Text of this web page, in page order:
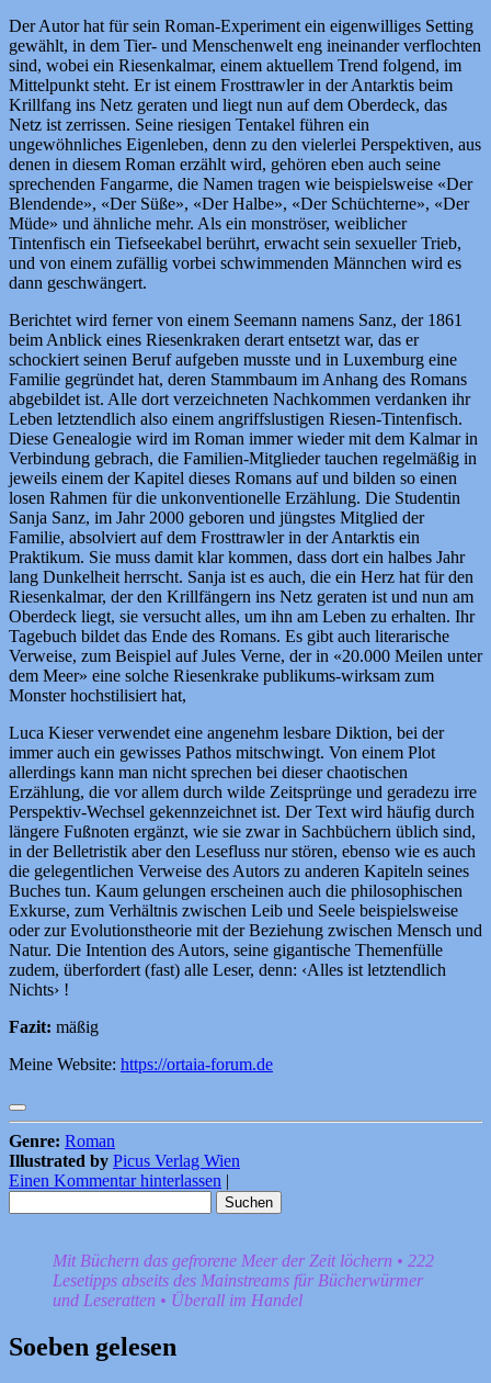
Der Autor hat für sein Roman-Experiment ein eigenwilliges Setting
gewählt, in dem Tier- und Menschenwelt eng ineinander verflochten
sind, wobei ein Riesenkalmar, einem aktuellem Trend folgend, im
Mittelpunkt steht. Er ist einem Frosttrawler in der Antarktis beim
Krillfang ins Netz geraten und liegt nun auf dem Oberdeck, das
Netz ist zerrissen. Seine riesigen Tentakel führen ein
ungewöhnliches Eigenleben, denn zu den vielerlei Perspektiven, aus
denen in diesem Roman erzählt wird, gehören eben auch seine
sprechenden Fangarme, die Namen tragen wie beispielsweise «Der
Blendende», «Der Süße», «Der Halbe», «Der Schüchterne», «Der
Müde» und ähnliche mehr. Als ein monströser, weiblicher
Tintenfisch ein Tiefseekabel berührt, erwacht sein sexueller Trieb,
und von einem zufällig vorbei schwimmenden Männchen wird es
dann geschwängert.
Berichtet wird ferner von einem Seemann namens Sanz, der 1861
beim Anblick eines Riesenkraken derart entsetzt war, das er
schockiert seinen Beruf aufgeben musste und in Luxemburg eine
Familie gegründet hat, deren Stammbaum im Anhang des Romans
abgebildet ist. Alle dort verzeichneten Nachkommen verdanken ihr
Leben letztendlich also einem angriffslustigen Riesen-Tintenfisch.
Diese Genealogie wird im Roman immer wieder mit dem Kalmar in
Verbindung gebrach, die Familien-Mitglieder tauchen regelmäßig in
jeweils einem der Kapitel dieses Romans auf und bilden so einen
losen Rahmen für die unkonventionelle Erzählung. Die Studentin
Sanja Sanz, im Jahr 2000 geboren und jüngstes Mitglied der
Familie, absolviert auf dem Frosttrawler in der Antarktis ein
Praktikum. Sie muss damit klar kommen, dass dort ein halbes Jahr
lang Dunkelheit herrscht. Sanja ist es auch, die ein Herz hat für den
Riesenkalmar, der den Krillfängern ins Netz geraten ist und nun am
Oberdeck liegt, sie versucht alles, um ihn am Leben zu erhalten. Ihr
Tagebuch bildet das Ende des Romans. Es gibt auch literarische
Verweise, zum Beispiel auf Jules Verne, der in «20.000 Meilen unter
dem Meer» eine solche Riesenkrake publikums-wirksam zum
Monster hochstilisiert hat,
Luca Kieser verwendet eine angenehm lesbare Diktion, bei der
immer auch ein gewisses Pathos mitschwingt. Von einem Plot
allerdings kann man nicht sprechen bei dieser chaotischen
Erzählung, die vor allem durch wilde Zeitsprünge und geradezu irre
Perspektiv-Wechsel gekennzeichnet ist. Der Text wird häufig durch
längere Fußnoten ergänzt, wie sie zwar in Sachbüchern üblich sind,
in der Belletristik aber den Lesefluss nur stören, ebenso wie es auch
die gelegentlichen Verweise des Autors zu anderen Kapiteln seines
Buches tun. Kaum gelungen erscheinen auch die philosophischen
Exkurse, zum Verhältnis zwischen Leib und Seele beispielsweise
oder zur Evolutionstheorie mit der Beziehung zwischen Mensch und
Natur. Die Intention des Autors, seine gigantische Themenfülle
zudem, überfordert (fast) alle Leser, denn: ‹Alles ist letztendlich
Nichts› !
Fazit: mäßig
Meine Website: https://ortaia-forum.de
Genre: Roman
Illustrated by Picus Verlag Wien
Einen Kommentar hinterlassen
nach:
Mit Büchern das gefrorene Meer der Zeit löchern • 222
Lesetipps abseits des Mainstreams für Bücherwürmer
und Leseratten • Überall im Handel
Soeben gelesen